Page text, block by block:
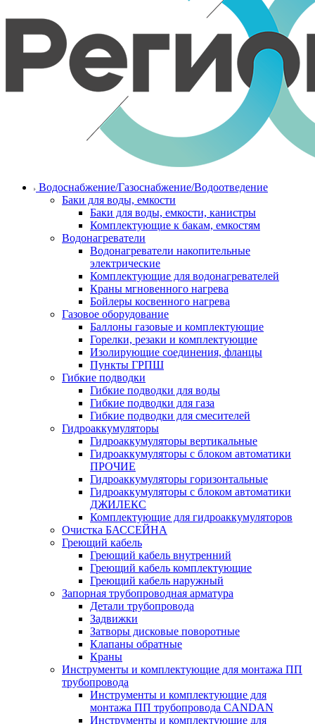
Водоснабжение/Газоснабжение/Водоотведение
Баки для воды, емкости
Баки для воды, емкости, канистры
Комплектующие к бакам, емкостям
Водонагреватели
Водонагреватели накопительные
электрические
Комплектующие для водонагревателей
Краны мгновенного нагрева
Бойлеры косвенного нагрева
Газовое оборудование
Баллоны газовые и комплектующие
Горелки, резаки и комплектующие
Изолирующие соединения, фланцы
Пункты ГРПШ
Гибкие подводки
Гибкие подводки для воды
Гибкие подводки для газа
Гибкие подводки для смесителей
Гидроаккумуляторы
Гидроаккумуляторы вертикальные
Гидроаккумуляторы с блоком автоматики
ПРОЧИЕ
Гидроаккумуляторы горизонтальные
Гидроаккумуляторы с блоком автоматики
ДЖИЛЕКС
Комплектующие для гидроаккумуляторов
Очистка БАССЕЙНА
Греющий кабель
Греющий кабель внутренний
Греющий кабель комплектующие
Греющий кабель наружный
Запорная трубопроводная арматура
Детали трубопровода
Задвижки
Затворы дисковые поворотные
Клапаны обратные
Краны
Инструменты и комплектующие для монтажа ПП
трубопровода
Инструменты и комплектующие для
монтажа ПП трубопровода CANDAN
Инструменты и комплектующие для